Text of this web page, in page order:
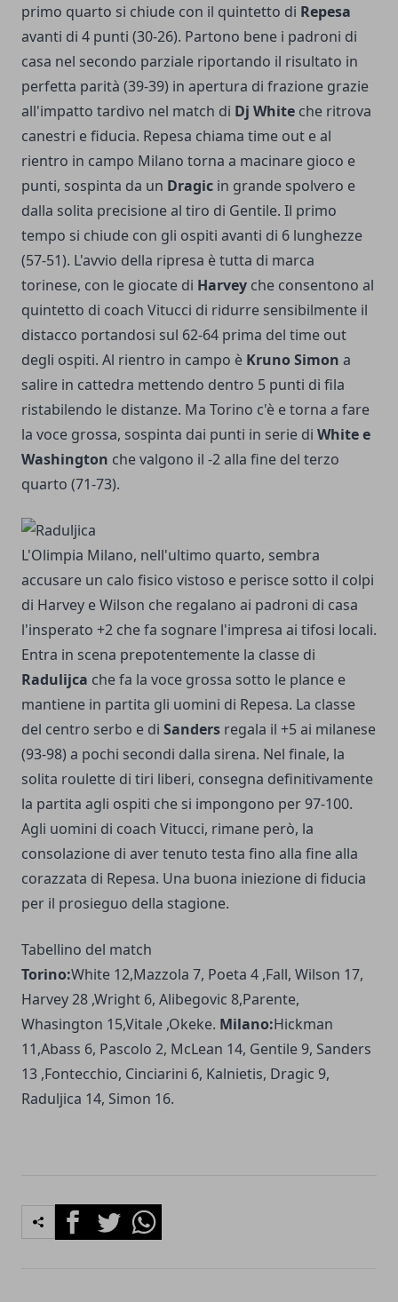
primo quarto si chiude con il quintetto di Repesa
avanti di 4 punti (30-26). Partono bene i padroni di
casa nel secondo parziale riportando il risultato in
perfetta parità (39-39) in apertura di frazione grazie
all'impatto tardivo nel match di Dj White che ritrova
canestri e fiducia. Repesa chiama time out e al
rientro in campo Milano torna a macinare gioco e
punti, sospinta da un Dragic in grande spolvero e
dalla solita precisione al tiro di Gentile. Il primo
tempo si chiude con gli ospiti avanti di 6 lunghezze
(57-51). L'avvio della ripresa è tutta di marca
torinese, con le giocate di Harvey che consentono al
quintetto di coach Vitucci di ridurre sensibilmente il
distacco portandosi sul 62-64 prima del time out
degli ospiti. Al rientro in campo è Kruno Simon a
salire in cattedra mettendo dentro 5 punti di fila
ristabilendo le distanze. Ma Torino c'è e torna a fare
la voce grossa, sospinta dai punti in serie di White e
Washington che valgono il -2 alla fine del terzo
quarto (71-73).
L'Olimpia Milano, nell'ultimo quarto, sembra
accusare un calo fisico vistoso e perisce sotto il colpi
di Harvey e Wilson che regalano ai padroni di casa
l'insperato +2 che fa sognare l'impresa ai tifosi locali.
Entra in scena prepotentemente la classe di
Radulijca che fa la voce grossa sotto le plance e
mantiene in partita gli uomini di Repesa. La classe
del centro serbo e di Sanders regala il +5 ai milanese
(93-98) a pochi secondi dalla sirena. Nel finale, la
solita roulette di tiri liberi, consegna definitivamente
la partita agli ospiti che si impongono per 97-100.
Agli uomini di coach Vitucci, rimane però, la
consolazione di aver tenuto testa fino alla fine alla
corazzata di Repesa. Una buona iniezione di fiducia
per il prosieguo della stagione.
Tabellino del match
Torino:White 12,Mazzola 7, Poeta 4 ,Fall, Wilson 17,
Harvey 28 ,Wright 6, Alibegovic 8,Parente,
Whasington 15,Vitale ,Okeke. Milano:Hickman
11,Abass 6, Pascolo 2, McLean 14, Gentile 9, Sanders
13 ,Fontecchio, Cinciarini 6, Kalnietis, Dragic 9,
Raduljica 14, Simon 16.
FacebookTwitterWhatsapp